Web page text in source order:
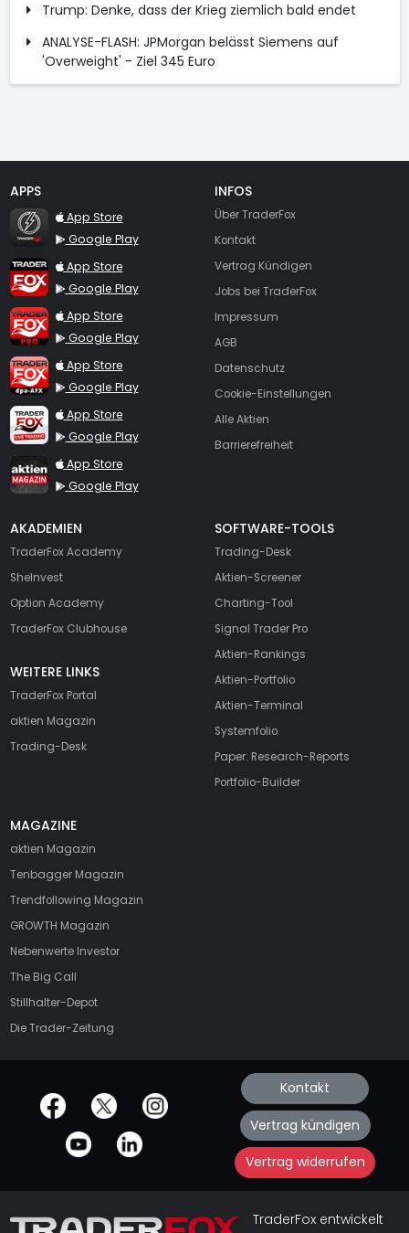
Trump: Denke, dass der Krieg ziemlich bald endet
ANALYSE-FLASH: JPMorgan belässt Siemens auf
'Overweight' - Ziel 345 Euro
APPS
TraderFox Flash
App Store
Google Play
TraderFox App
App Store
Google Play
TraderFox Pro
App Store
Google Play
TraderFox dpa-AFX ProFeed
App Store
Google Play
TraderFox Live Trading
App Store
Google Play
TraderFox aktien Magazin
App Store
Google Play
INFOS
Über TraderFox
Kontakt
Vertrag Kündigen
Jobs bei TraderFox
Impressum
AGB
Datenschutz
Cookie-Einstellungen
Alle Aktien
Barrierefreiheit
AKADEMIEN
TraderFox Academy
SheInvest
Option Academy
TraderFox Clubhouse
WEITERE LINKS
TraderFox Portal
aktien Magazin
Trading-Desk
SOFTWARE-TOOLS
Trading-Desk
Aktien-Screener
Charting-Tool
Signal Trader Pro
Aktien-Rankings
Aktien-Portfolio
Aktien-Terminal
Systemfolio
Paper: Research-Reports
Portfolio-Builder
MAGAZINE
aktien Magazin
Tenbagger Magazin
Trendfollowing Magazin
GROWTH Magazin
Nebenwerte Investor
The Big Call
Stillhalter-Depot
Die Trader-Zeitung
offizielle Social Media-Accounts Kontakt
Vertrag kündigen
Vertrag widerrufen
TraderFox entwickelt